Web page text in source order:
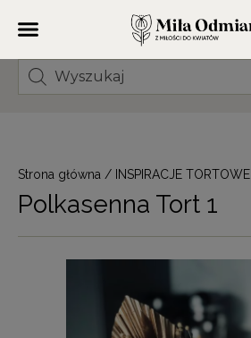
Strona główna / INSPIRACJE TORTOWE
Polkasenna Tort 1